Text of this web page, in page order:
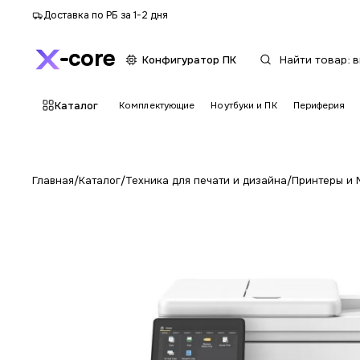
Доставка по РБ за 1-2 дня
core Конфигуратор ПК
Каталог Комплектующие Ноутбуки и ПК Периферия
Главная/Каталог/Техника для печати и дизайна/Принтеры и